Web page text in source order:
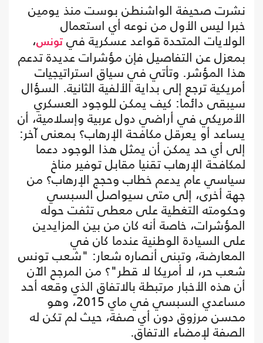
نشرت صحيفة الواشنطن بوست منذ يومين
خبرا ليس الأول من نوعه أي استعمال
الولايات المتحدة قواعد عسكرية في تونس،
بمعزل عن التفاصيل فإن مؤشرات عديدة تدعم
هذا المؤشر. وتأتي في سياق استراتيجيات
أمريكية ترجع إلى بداية الألفية الثانية. السؤال
سيبقى دائما: كيف يمكن للوجود العسكري
الأمريكي في أراضي دول عربية وإسلامية، أن
يساعد أو يعرقل مكافحة الإرهاب؟ بمعنى آخر:
إلى أي حد يمكن أن يمثل هذا الوجود دعما
لمكافحة الإرهاب تقنيا مقابل توفير مناخ
سياسي عام يدعم خطاب وحجج الإرهاب؟ من
جهة أخرى، إلى متى سيواصل السبسي
وحكومته التغطية على معطى تثفت حوله
المؤشرات، خاصة أنه كان من بين المزايدين
على السيادة الوطنية عندما كان في
المعارضة، وتبنى أنصاره شعار: "شعب تونس
شعب حر، لا أمريكا لا قطر"؟ من المرجح الآن
أن هذه الأخبار مرتبطة بالاتفاق الذي وقعه أحد
مساعدي السبسي في ماي 2015، وهو
محسن مرزوق دون أي صفة، حيث لم تكن له
الصفة لإمضاء الاتفاق.